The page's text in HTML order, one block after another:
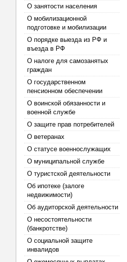
О занятости населения
О мобилизационной
подготовке и мобилизации
О порядке выезда из РФ и
въезда в РФ
О налоге для самозанятых
граждан
О государственном
пенсионном обеспечении
О воинской обязанности и
военной службе
О защите прав потребителей
О ветеранах
О статусе военнослужащих
О муниципальной службе
О туристской деятельности
Об ипотеке (залоге
недвижимости)
Об аудиторской деятельности
О несостоятельности
(банкротстве)
О социальной защите
инвалидов